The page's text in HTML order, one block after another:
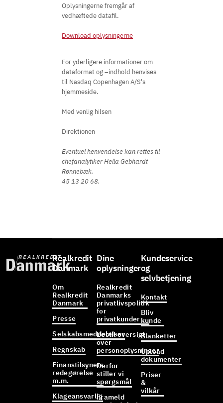
Oplysningerne fremgår af
vedhæftede datafil.
Download oplysningerne
For yderligere informationer om
dataformat og –indhold henvises
til Nasdaq Copenhagen A/S's
hjemmeside.
Med venlig hilsen
Direktionen
Eventuel henvendelse kan rettes til
chefanalytiker Hella Gebhardt
Rønnebæk,
45 13 20 68.
Realkredit
Danmark
Om
Realkredit
Danmark
Presse
Selskabsmeddelelser
Regnskab
Finanstilsynets
redegørelse
m.m.
Klageansvarlig
Dine
oplysninger
Realkredit
Danmarks
privatlivspolitik
for
privatkunder
Bestil oversigt
over
personoplysninger
Derfor
stiller vi
spørgsmål
Frameld
Kundeservice
og
selvbetjening
Kontakt
Bliv
kunde
Blanketter
Upload
dokumenter
Priser
&
vilkår